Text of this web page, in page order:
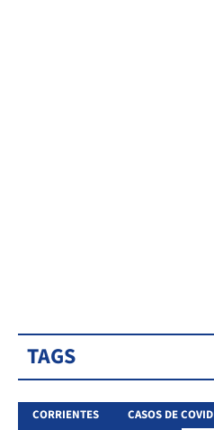
TAGS
CORRIENTES CASOS DE COVID